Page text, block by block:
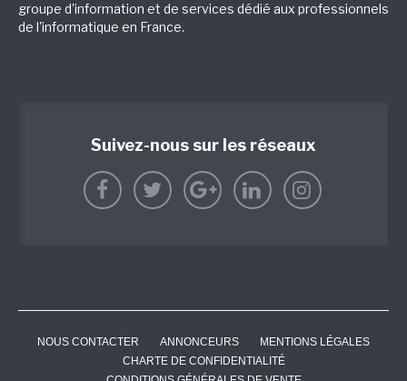
groupe d'information et de services dédié aux professionnels
de l'informatique en France.
Suivez-nous sur les réseaux
NOUS CONTACTER ANNONCEURS
MENTIONS LÉGALES
CHARTE DE CONFIDENTIALITÉ